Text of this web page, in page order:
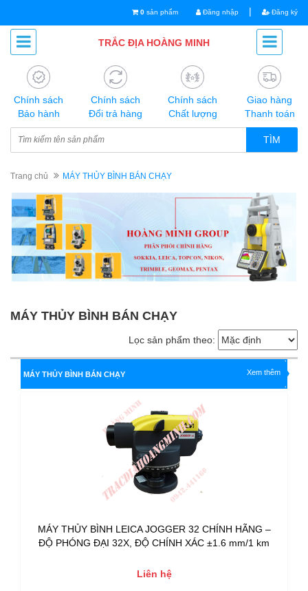
0 sản phẩm Đăng nhập | Đăng ký
TRẮC ĐỊA HOÀNG MINH
Chính sách
Bảo hành
Chính sách
Đổi trả hàng
Chính sách
Chất lượng
Giao hàng
Thanh toán
TÌM
Trang chủ MÁY THỦY BÌNH BÁN CHẠY
MÁY THỦY BÌNH BÁN CHẠY
Lọc sản phẩm theo:
MÁY THỦY BÌNH BÁN CHẠY Xem thêm
MÁY THỦY BÌNH LEICA JOGGER 32 CHÍNH HÃNG –
ĐỘ PHÓNG ĐẠI 32X, ĐỘ CHÍNH XÁC ±1.6 mm/1 km
Liên hệ